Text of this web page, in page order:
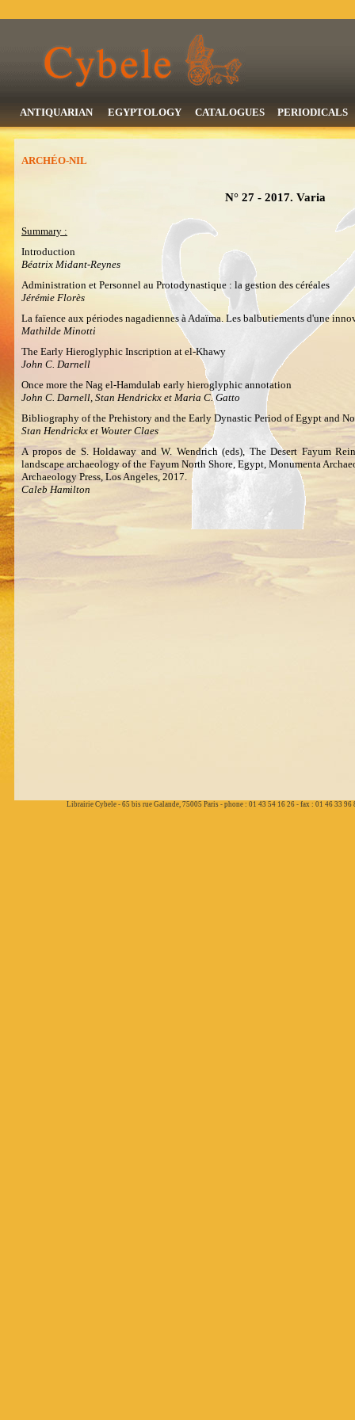
ANTIQUARIAN EGYPTOLOGY CATALOGUES PERIODICALS
ARCHÉO-NIL
N° 27 - 2017. Varia
Summary :
Introduction
Béatrix Midant-Reynes
Administration et Personnel au Protodynastique : la gestion des céréales
Jérémie Florès
La faïence aux périodes nagadiennes à Adaïma. Les balbutiements d'une
Mathilde Minotti
The Early Hieroglyphic Inscription at el-Khawy
John C. Darnell
Once more the Nag el-Hamdulab early hieroglyphic annotation
John C. Darnell, Stan Hendrickx et Maria C. Gatto
Bibliography of the Prehistory and the Early Dynastic Period of Egypt and
Stan Hendrickx et Wouter Claes
A propos de S. Holdaway and W. Wendrich (eds), The Desert Fayum
landscape archaeology of the Fayum North Shore, Egypt, Monumenta
Archaeology Press, Los Angeles, 2017.
Caleb Hamilton
Librairie Cybele - 65 bis rue Galande, 75005 Paris - phone : 01 43 54 16 26 - fax : 01 46 33